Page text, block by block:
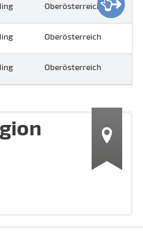
Oberösterreich
Oberösterreich
Oberösterreich